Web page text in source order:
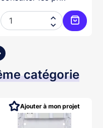
panier


catégorie
Ajouter à mon projet